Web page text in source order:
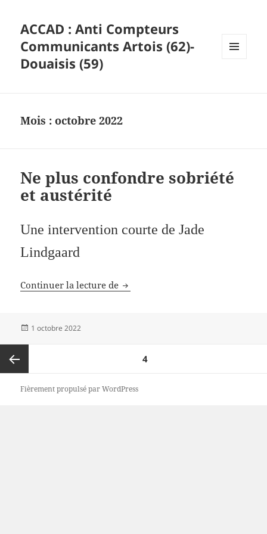
ACCAD : Anti Compteurs
Communicants Artois (62)-
Douaisis (59)
Mois :octobre 2022
Ne plus confondre sobriété
et austérité
Une intervention courte de Jade
Lindgaard
Continuer la lecture de Ne plus confondre sobriété et
Publié
1 octobre 2022
des
Page
PAGE4
Fièrement propulsé par WordPress